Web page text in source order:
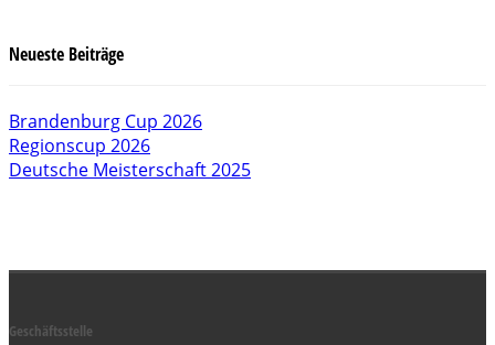
Neueste Beiträge
Brandenburg Cup 2026
Regionscup 2026
Deutsche Meisterschaft 2025
Geschäftsstelle